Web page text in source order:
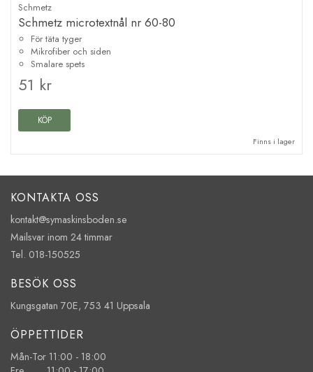
Schmetz
Schmetz microtextnål nr 60-80
För täta tyger
Mikrofiber och siden
Smalare spets
51 kr
KÖP
Finns i lager
KONTAKTA OSS
kontakt@symaskinsboden.se
Mailsvar inom 24 timmar
Tel. 018-150525
BESÖK OSS
Kungsgatan 70E, 753 41 Uppsala
ÖPPETTIDER
Mån-Tor 11:00 - 18:00